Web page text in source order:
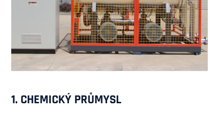
1. CHEMICKÝ PRŮMYSL